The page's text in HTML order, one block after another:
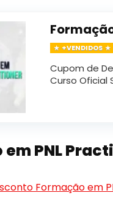
+VENDIDOS
Cupom de
Curso Oficial
PNL
Formação em